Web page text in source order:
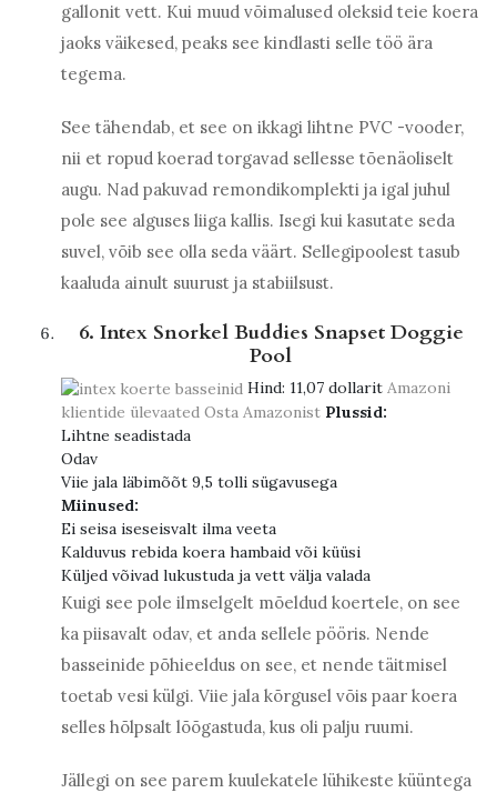
gallonit vett. Kui muud võimalused oleksid teie koera
jaoks väikesed, peaks see kindlasti selle töö ära
tegema.
See tähendab, et see on ikkagi lihtne PVC -vooder,
nii et ropud koerad torgavad sellesse tõenäoliselt
augu. Nad pakuvad remondikomplekti ja igal juhul
pole see alguses liiga kallis. Isegi kui kasutate seda
suvel, võib see olla seda väärt. Sellegipoolest tasub
kaaluda ainult suurust ja stabiilsust.
6. Intex Snorkel Buddies Snapset Doggie
Pool
Hind: 11,07 dollarit Amazoni
klientide ülevaated Osta Amazonist Plussid:
Lihtne seadistada
Odav
Viie jala läbimõõt 9,5 tolli sügavusega
Miinused:
Ei seisa iseseisvalt ilma veeta
Kalduvus rebida koera hambaid või küüsi
Küljed võivad lukustuda ja vett välja valada
Kuigi see pole ilmselgelt mõeldud koertele, on see
ka piisavalt odav, et anda sellele pööris. Nende
basseinide põhieeldus on see, et nende täitmisel
toetab vesi külgi. Viie jala kõrgusel võis paar koera
selles hõlpsalt lõõgastuda, kus oli palju ruumi.
Jällegi on see parem kuulekatele lühikeste küüntega